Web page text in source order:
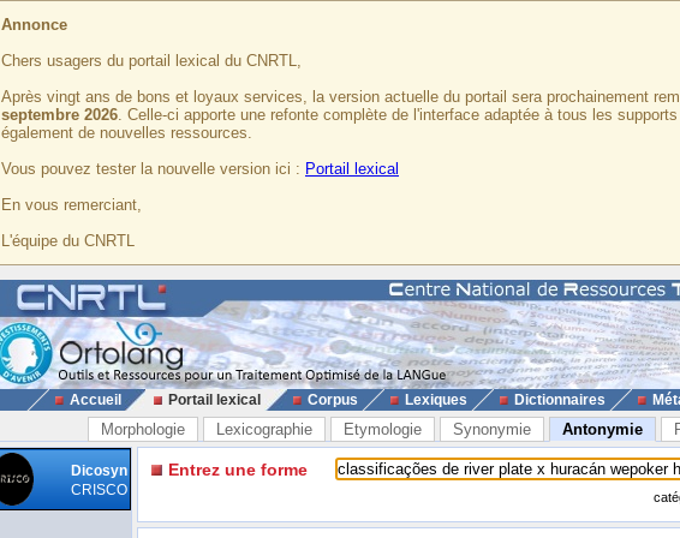
Annonce
Chers usagers du portail lexical du CNRTL,
Après vingt ans de bons et loyaux services, la version actuelle du portail sera prochainement
septembre 2026. Celle-ci apporte une refonte complète de l'interface adaptée à tous les
également de nouvelles ressources.
Vous pouvez tester la nouvelle version ici : Portail lexical
En vous remerciant,
L'équipe du CNRTL
Accueil Portail lexical Corpus Lexiques Dictionnaires
Morphologie Lexicographie Etymologie Synonymie Antonymie
Dicosyn
CRISCO
Entrez une forme